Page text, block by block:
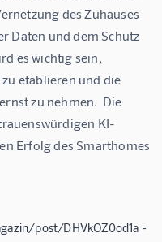
des Zuhauses
Daten und dem Schutz
es wichtig sein,
etablieren und die
zu nehmen.  Die
KI-
Erfolg des Smarthomes
post/DHVkOZ0od1a -